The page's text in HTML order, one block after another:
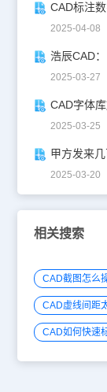
CAD标注
2025-04-
浩辰CAD
2025-03-
CAD字体
2025-03-
2025-03-
相关搜索
CAD截图怎么
CAD虚线间距
CAD如何快速